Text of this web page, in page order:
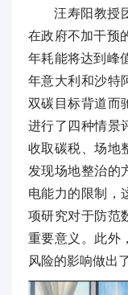
汪寿阳教授
在政府不加干预
年耗能将达到峰
年意大利和沙特
双碳目标背道而
进行了四种情景
收取碳税、场地
发现场地整治的
电能力的限制，
项研究对于防范
重要意义。此外
风险的影响做出